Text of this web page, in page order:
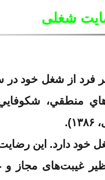
شغلی
از شغل خود در
منطقي،
دارد. این رضایت
غیبت‌های مجاز و